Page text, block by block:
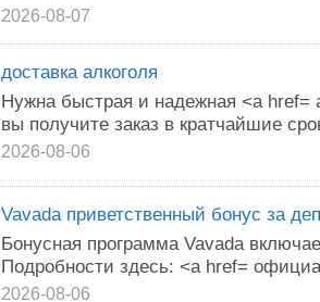
2026-08-07
доставка алкоголя
Нужна быстрая и надежная <a href=
вы получите заказ в кратчайшие
2026-08-06
Vavada приветственный бонус за
Бонусная программа Vavada
Подробности здесь: <a href=
2026-08-06